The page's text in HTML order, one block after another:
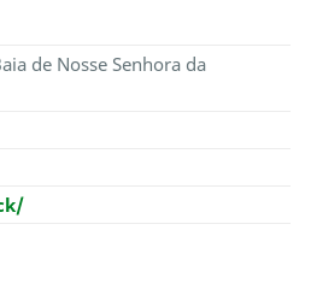
de Nosse Senhora da